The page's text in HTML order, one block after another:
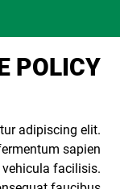
POLICY
adipiscing elit.
sapien
facilisis.